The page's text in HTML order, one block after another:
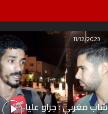
شاب مغربي : جراو عليا
11/12/2023